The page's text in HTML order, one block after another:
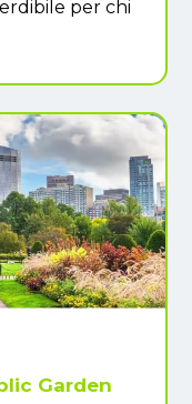
per chi
Garden